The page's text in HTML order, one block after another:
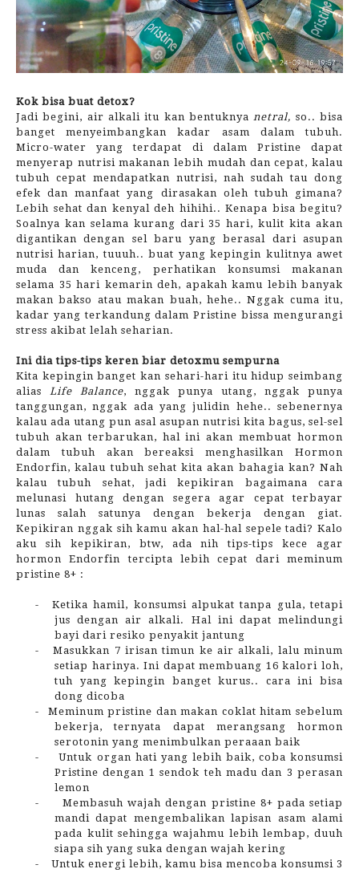
Kok bisa buat detox?
Jadi begini, air alkali itu kan bentuknya netral, so.. bisa
banget menyeimbangkan kadar asam dalam tubuh.
Micro-water yang terdapat di dalam Pristine dapat
menyerap nutrisi makanan lebih mudah dan cepat, kalau
tubuh cepat mendapatkan nutrisi, nah sudah tau dong
efek dan manfaat yang dirasakan oleh tubuh gimana?
Lebih sehat dan kenyal deh hihihi.. Kenapa bisa begitu?
Soalnya kan selama kurang dari 35 hari, kulit kita akan
digantikan dengan sel baru yang berasal dari asupan
nutrisi harian, tuuuh.. buat yang kepingin kulitnya awet
muda dan kenceng, perhatikan konsumsi makanan
selama 35 hari kemarin deh, apakah kamu lebih banyak
makan bakso atau makan buah, hehe.. Nggak cuma itu,
kadar yang terkandung dalam Pristine bissa mengurangi
stress akibat lelah seharian.
Ini dia tips-tips keren biar detoxmu sempurna
Kita kepingin banget kan sehari-hari itu hidup seimbang
alias
Life Balance, nggak punya utang, nggak punya
tanggungan, nggak ada yang julidin hehe.. sebenernya
kalau ada utang pun asal asupan nutrisi kita bagus, sel-sel
tubuh akan terbarukan, hal ini akan membuat hormon
dalam tubuh akan bereaksi menghasilkan Hormon
Endorfin, kalau tubuh sehat kita akan bahagia kan? Nah
kalau tubuh sehat, jadi kepikiran bagaimana cara
melunasi hutang dengan segera agar cepat terbayar
lunas salah satunya dengan bekerja dengan giat.
Kepikiran nggak sih kamu akan hal-hal sepele tadi? Kalo
aku sih kepikiran, btw, ada nih tips-tips kece agar
hormon Endorfin tercipta lebih cepat dari meminum
pristine 8+ :
-
Ketika hamil, konsumsi alpukat tanpa gula, tetapi
jus dengan air alkali. Hal ini dapat melindungi
bayi dari resiko penyakit jantung
-
Masukkan 7 irisan timun ke air alkali, lalu minum
setiap harinya. Ini dapat membuang 16 kalori loh,
tuh yang kepingin banget kurus.. cara ini bisa
dong dicoba
-
Meminum pristine dan makan coklat hitam sebelum
bekerja, ternyata dapat merangsang hormon
serotonin yang menimbulkan peraaan baik
-
Untuk organ hati yang lebih baik, coba konsumsi
Pristine dengan 1 sendok teh madu dan 3 perasan
lemon
-
Membasuh wajah dengan pristine 8+ pada setiap
mandi dapat mengembalikan lapisan asam alami
pada kulit sehingga wajahmu lebih lembap, duuh
siapa sih yang suka dengan wajah kering
-
Untuk energi lebih, kamu bisa mencoba konsumsi 3